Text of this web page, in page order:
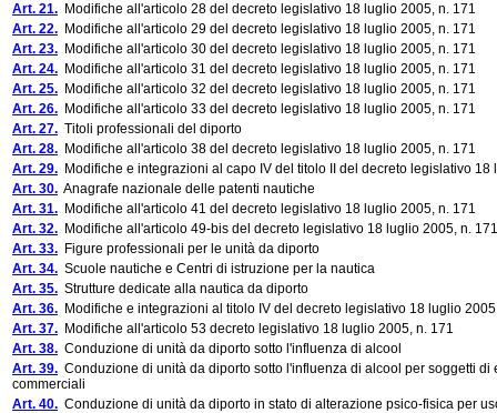
Art. 21. Modifiche all'articolo 28 del decreto legislativo 18 luglio 2005, n. 171
Art. 22. Modifiche all'articolo 29 del decreto legislativo 18 luglio 2005, n. 171
Art. 23. Modifiche all'articolo 30 del decreto legislativo 18 luglio 2005, n. 171
Art. 24. Modifiche all'articolo 31 del decreto legislativo 18 luglio 2005, n. 171
Art. 25. Modifiche all'articolo 32 del decreto legislativo 18 luglio 2005, n. 171
Art. 26. Modifiche all'articolo 33 del decreto legislativo 18 luglio 2005, n. 171
Art. 27. Titoli professionali del diporto
Art. 28. Modifiche all'articolo 38 del decreto legislativo 18 luglio 2005, n. 171
Art. 29. Modifiche e integrazioni al capo IV del titolo II del decreto legislativo 18
Art. 30. Anagrafe nazionale delle patenti nautiche
Art. 31. Modifiche all'articolo 41 del decreto legislativo 18 luglio 2005, n. 171
Art. 32. Modifiche all'articolo 49-bis del decreto legislativo 18 luglio 2005, n. 171
Art. 33. Figure professionali per le unità da diporto
Art. 34. Scuole nautiche e Centri di istruzione per la nautica
Art. 35. Strutture dedicate alla nautica da diporto
Art. 36. Modifiche e integrazioni al titolo IV del decreto legislativo 18 luglio
Art. 37. Modifiche all'articolo 53 decreto legislativo 18 luglio 2005, n. 171
Art. 38. Conduzione di unità da diporto sotto l'influenza di alcool
Art. 39. Conduzione di unità da diporto sotto l'influenza di alcool per soggetti
commerciali
Art. 40. Conduzione di unità da diporto in stato di alterazione psico-fisica per